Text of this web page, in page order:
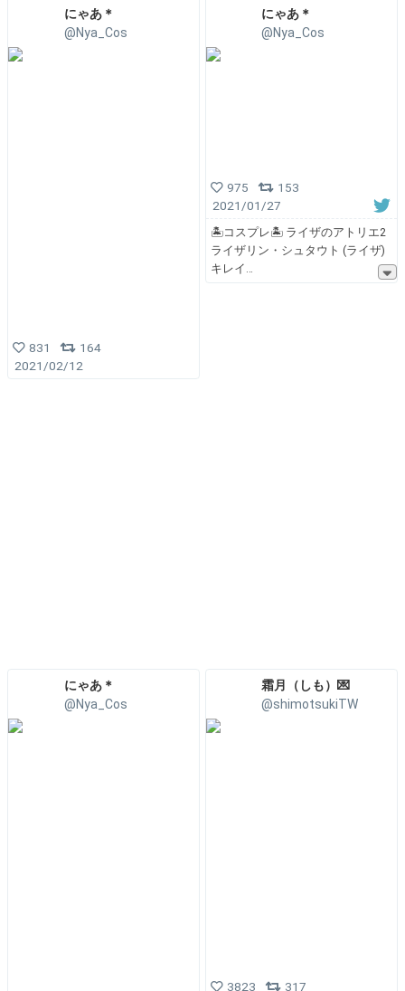
にゃあ＊
@Nya_Cos
831
164
2021/02/12
にゃあ＊
@Nya_Cos
975
153
2021/01/27
🏝コスプレ🏝 ライザのアトリエ2
ライザリン・シュタウト (ライザ)
キレイ
にゃあ＊
@Nya_Cos
霜月（しも）💌
@shimotsukiTW
3823 317